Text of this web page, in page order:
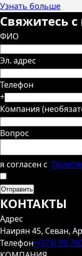
Узнать больше
Свяжитесь
ФИО
Эл. адрес
Телефон
+
Компания
Вопрос
я согласен с
Отправить
КОНТАКТЫ
Адрес
Наирян 45, Севан,
Телефон+(374) 99